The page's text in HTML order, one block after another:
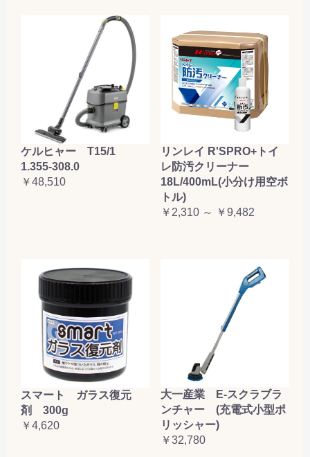
ケルヒャー T15/1
1.355-308.0
￥48,510
リンレイ R'SPRO+トイ
レ防汚クリーナー
18L/400mL(小分け用空ボ
トル)
￥2,310 ～ ￥9,482
スマート ガラス復元
剤 300g
￥4,620
大一産業 E-スクラブラ
ンチャー (充電式小型ポ
リッシャー)
￥32,780